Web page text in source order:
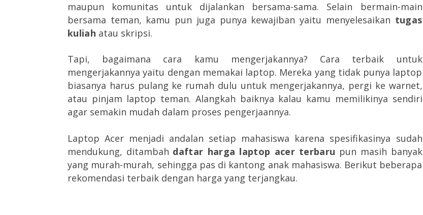
maupun komunitas untuk dijalankan bersama-sama. Selain bermain-main
bersama teman, kamu pun juga punya kewajiban yaitu menyelesaikan tugas
kuliah atau skripsi.
Tapi, bagaimana cara kamu mengerjakannya? Cara terbaik untuk
mengerjakannya yaitu dengan memakai laptop. Mereka yang tidak punya laptop
biasanya harus pulang ke rumah dulu untuk mengerjakannya, pergi ke warnet,
atau pinjam laptop teman. Alangkah baiknya kalau kamu memilikinya sendiri
agar semakin mudah dalam proses pengerjaannya.
Laptop Acer menjadi andalan setiap mahasiswa karena spesifikasinya sudah
mendukung, ditambah daftar harga laptop acer terbaru pun masih banyak
yang murah-murah, sehingga pas di kantong anak mahasiswa. Berikut beberapa
rekomendasi terbaik dengan harga yang terjangkau.